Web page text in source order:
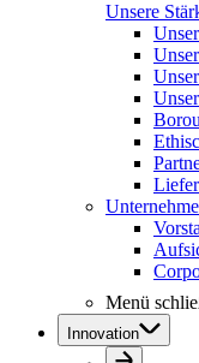
Unsere
Menü
Innovation